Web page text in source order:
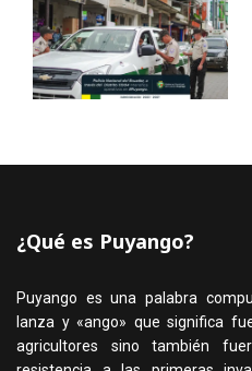
¿Qué es Puyango?
Puyango es una palabra
lanza y «ango» que significa
agricultores sino también